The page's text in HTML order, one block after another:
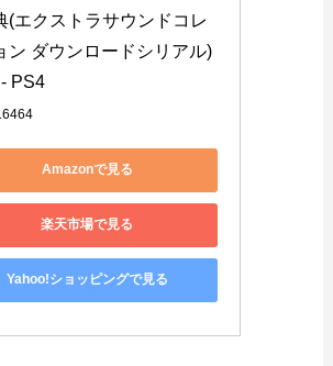
(エクストラサウンドコレ
ン ダウンロードシリアル)
PS4
Amazonで見る
楽天市場で見る
Yahoo!ショッピングで見る